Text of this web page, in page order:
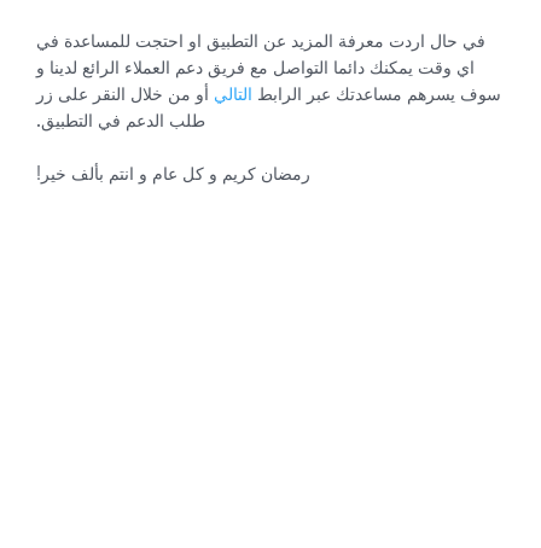
في حال اردت معرفة المزيد عن التطبيق او احتجت للمساعدة في
اي وقت يمكنك دائما التواصل مع فريق دعم العملاء الرائع لدينا و
سوف يسرهم مساعدتك عبر الرابط
التالي أو من خلال النقر على زر
طلب الدعم في التطبيق.
رمضان كريم و كل عام و انتم بألف خير!